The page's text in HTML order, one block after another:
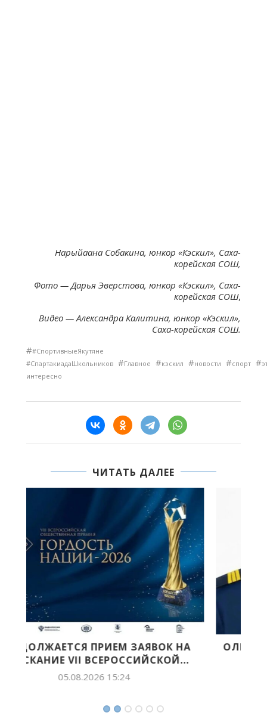
Нарыйаана Собакина, юнкор «Кэскил», Саха-
корейская СОШ,
Фото — Дарья Эверстова, юнкор «Кэскил», Саха-
корейская СОШ,
Видео — Александра Калитина, юнкор «Кэскил»,
Саха-корейская СОШ.
##СпортивныеЯкутяне
#СпартакиадаШкольников #Главное #кэскил #новости #спорт #
интересно
ЧИТАТЬ ДАЛЕЕ
ОЛЕКМИНСКАЯ ШКОЛА №4 ГОРДИТСЯ
СВОИМ ВЫПУСКНИКОМ —...
05.08.2026 11:08